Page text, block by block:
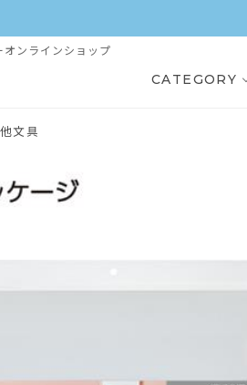
ンラインショップ
CATEGORY
文具